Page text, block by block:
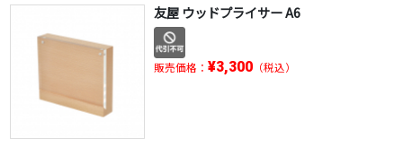
友屋 ウッドプライサー A6
販売価格： ¥3,300（税込）